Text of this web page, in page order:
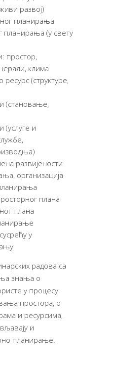
развој)
планирања
планирања (у свету
простор,
клима
(структуре,
(становање,
(услуге и
развијености
организација
плана
плана
у
радова са
знања о
у процесу
простора, о
и ресурсима,
и
планирање.